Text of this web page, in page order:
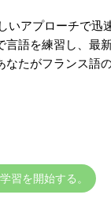
アプローチで迅
語を練習し、最
たがフランス語
習を開始する。